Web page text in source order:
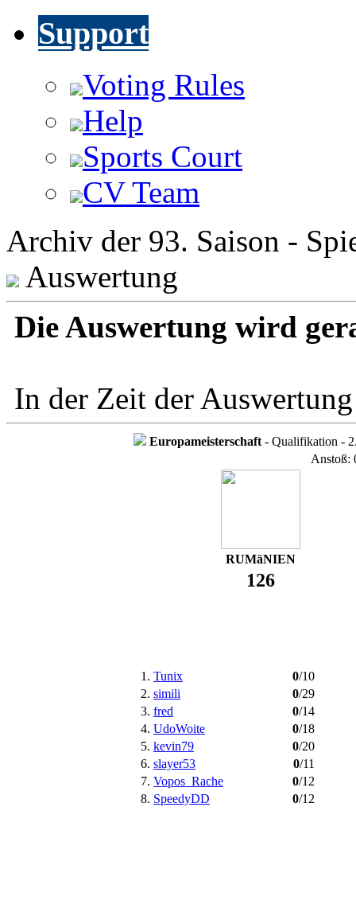
Support
Voting Rules
Help
Sports Court
CV Team
Archiv der 93. Saison -
Auswertung
Die Auswertung wird
In der Zeit der
Europameisterschaft - Qualifikation -
Anstoß:
RUMäNIEN
126
1. Tunix 0/10
2. simili 0/29
3. fred 0/14
4. UdoWoite 0/18
5. kevin79 0/20
6. slayer53 0/11
7. Vopos_Rache 0/12
8. SpeedyDD 0/12